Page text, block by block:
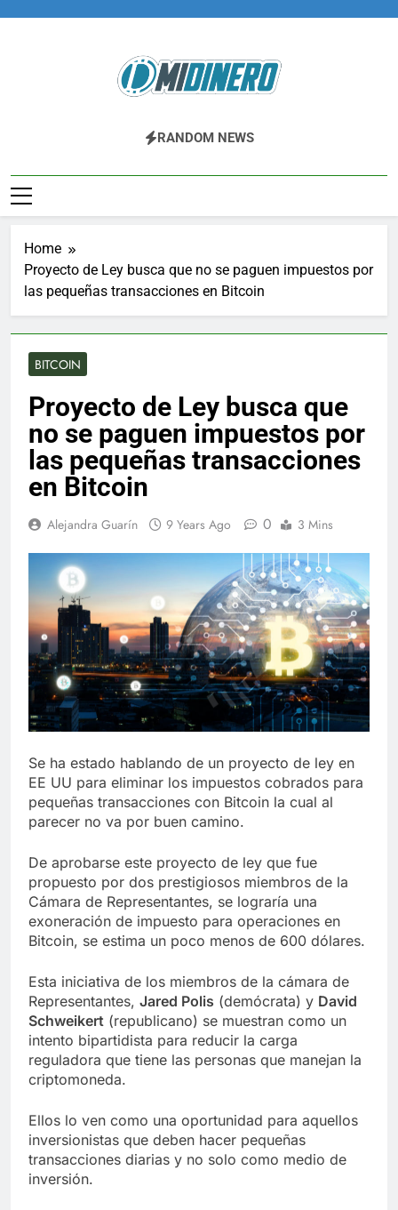
Midinero.co
Fintech, Criptomonedas
RANDOM NEWS
Home
Proyecto de Ley busca que no se paguen impuestos por
las pequeñas transacciones en Bitcoin
BITCOIN
Proyecto de Ley busca que
no se paguen impuestos por
las pequeñas transacciones
en Bitcoin
Alejandra Guarín 9 Years Ago 0 3 Mins
Se ha estado hablando de un proyecto de ley en
EE UU para eliminar los impuestos cobrados para
pequeñas transacciones con Bitcoin la cual al
parecer no va por buen camino.
De aprobarse este proyecto de ley que fue
propuesto por dos prestigiosos miembros de la
Cámara de Representantes, se lograría una
exoneración de impuesto para operaciones en
Bitcoin, se estima un poco menos de 600 dólares.
Esta iniciativa de los miembros de la cámara de
Representantes, Jared Polis (demócrata) y David
Schweikert (republicano) se muestran como un
intento bipartidista para reducir la carga
reguladora que tiene las personas que manejan la
criptomoneda.
Ellos lo ven como una oportunidad para aquellos
inversionistas que deben hacer pequeñas
transacciones diarias y no solo como medio de
inversión.